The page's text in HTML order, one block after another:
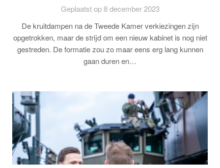
Geplaatst op 8 december 2023
De kruitdampen na de Tweede Kamer verkiezingen zijn
opgetrokken, maar de strijd om een nieuw kabinet is nog niet
gestreden. De formatie zou zo maar eens erg lang kunnen
gaan duren en…